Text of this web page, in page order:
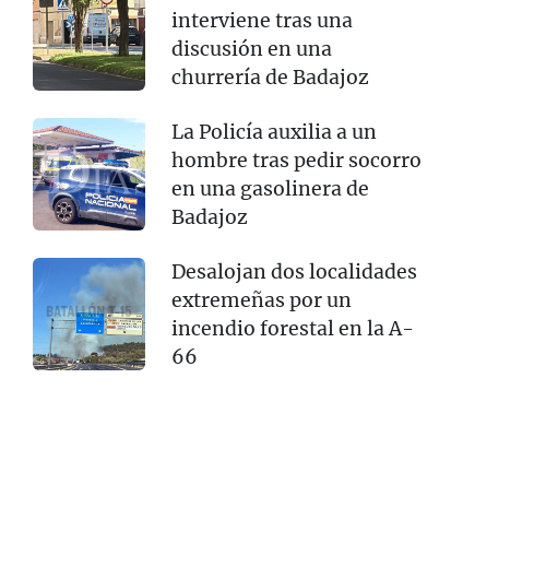
interviene tras una
discusión en una
churrería de Badajoz
La Policía auxilia a un
hombre tras pedir socorro
en una gasolinera de
Badajoz
Desalojan dos localidades
extremeñas por un
incendio forestal en la A-
66